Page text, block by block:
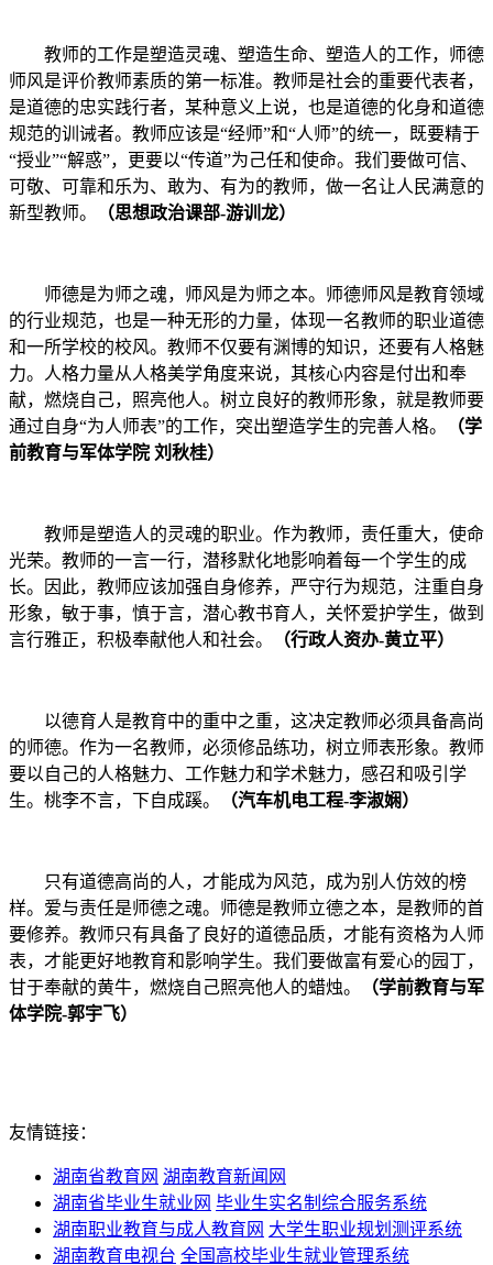
教师的工作是塑造灵魂、塑造生命、塑造人的工作，师德
师风是评价教师素质的第一标准。教师是社会的重要代表者，
是道德的忠实践行者，某种意义上说，也是道德的化身和道德
规范的训诫者。教师应该是“经师”和“人师”的统一，既要精于
“授业”“解惑”，更要以“传道”为己任和使命。我们要做可信、
可敬、可靠和乐为、敢为、有为的教师，做一名让人民满意的
新型教师。
（思想政治课部-游训龙）
师德是为师之魂，师风是为师之本。师德师风是教育领域
的行业规范，也是一种无形的力量，体现一名教师的职业道德
和一所学校的校风。教师不仅要有渊博的知识，还要有人格魅
力。人格力量从人格美学角度来说，其核心内容是付出和奉
献，燃烧自己，照亮他人。树立良好的教师形象，就是教师要
通过自身“为人师表”的工作，突出塑造学生的完善人格。
（学
前教育与军体学院 刘秋桂）
教师是塑造人的灵魂的职业。作为教师，责任重大，使命
光荣。教师的一言一行，潜移默化地影响着每一个学生的成
长。因此，教师应该加强自身修养，严守行为规范，注重自身
形象，敏于事，慎于言，潜心教书育人，关怀爱护学生，做到
言行雅正，积极奉献他人和社会。
（行政人资办-黄立平）
以德育人是教育中的重中之重，这决定教师必须具备高尚
的师德。作为一名教师，必须修品练功，树立师表形象。教师
要以自己的人格魅力、工作魅力和学术魅力，感召和吸引学
生。桃李不言，下自成蹊。
（汽车机电工程-李淑娴）
只有道德高尚的人，才能成为风范，成为别人仿效的榜
样。爱与责任是师德之魂。师德是教师立德之本，是教师的首
要修养。教师只有具备了良好的道德品质，才能有资格为人师
表，才能更好地教育和影响学生。我们要做富有爱心的园丁，
甘于奉献的黄牛，燃烧自己照亮他人的蜡烛。
（学前教育与军
体学院-郭宇飞）
友情链接：
湖南省教育网 湖南教育新闻网
湖南省毕业生就业网 毕业生实名制综合服务系统
湖南职业教育与成人教育网 大学生职业规划测评系统
湖南教育电视台 全国高校毕业生就业管理系统